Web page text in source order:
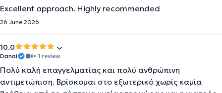
Excellent approach. Highly recommended
26 June 2026
10.0
Danai • 1 review
Πολύ καλή επαγγελματίας και πολύ ανθρώπινη
αντιμετώπιση. Βρίσκομαι στο εξωτερικό χωρίς καμία